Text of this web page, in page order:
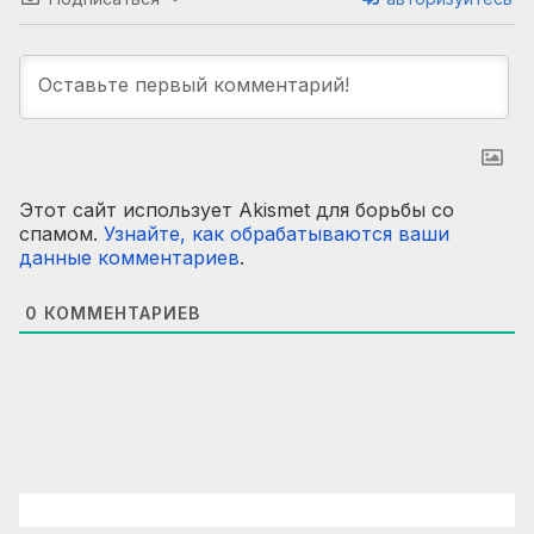
Этот сайт использует Akismet для борьбы со
спамом. Узнайте, как обрабатываются ваши
данные комментариев.
0 КОММЕНТАРИЕВ